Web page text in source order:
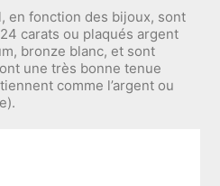
en fonction des bijoux, sont
carats ou plaqués argent
bronze blanc, et sont
une très bonne tenue
comme l’argent ou